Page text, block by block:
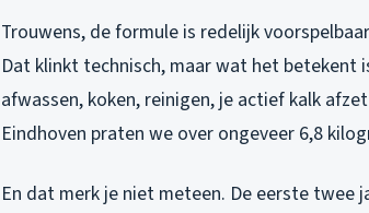
Trouwens, de formule is redelijk
Dat klinkt technisch, maar wat het
afwassen, koken, reinigen, je actief kalk
Eindhoven praten we over ongeveer 6,8
En dat merk je niet meteen. De eerste